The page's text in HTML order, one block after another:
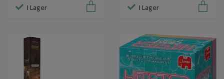
I Lager I Lager